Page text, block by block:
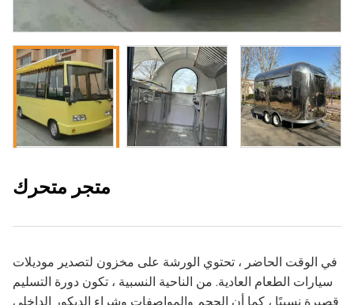
متجر متحرك
في الوقت الحاضر ، تحتوي الورشة على مخزون لتصدير موديلات
سيارات الطعام العادية. من الناحية النسبية ، تكون دورة التسليم
قصيرة نسبيًا ، كما أن الحجم والمواصفات وشراء الديكور الداخلي